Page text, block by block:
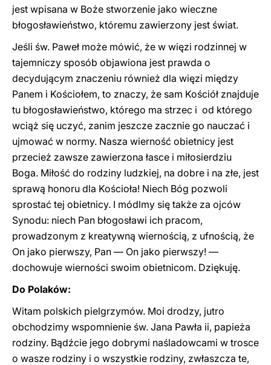
jest wpisana w Boże stworzenie jako wieczne
błogosławieństwo, któremu zawierzony jest świat.
Jeśli św. Paweł może mówić, że w więzi rodzinnej w
tajemniczy sposób objawiona jest prawda o
decydującym znaczeniu również dla więzi między
Panem i Kościołem, to znaczy, że sam Kościół znajduje
tu błogosławieństwo, którego ma strzec i od którego
wciąż się uczyć, zanim jeszcze zacznie go nauczać i
ujmować w normy. Nasza wierność obietnicy jest
przecież zawsze zawierzona łasce i miłosierdziu
Boga. Miłość do rodziny ludzkiej, na dobre i na złe, jest
sprawą honoru dla Kościoła! Niech Bóg pozwoli
sprostać tej obietnicy. I módlmy się także za ojców
Synodu: niech Pan błogosławi ich pracom,
prowadzonym z kreatywną wiernością, z ufnością, że
On jako pierwszy, Pan — On jako pierwszy! —
dochowuje wierności swoim obietnicom. Dziękuję.
Do Polaków:
Witam polskich pielgrzymów. Moi drodzy, jutro
obchodzimy wspomnienie św. Jana Pawła ii, papieża
rodziny. Bądźcie jego dobrymi naśladowcami w trosce
o wasze rodziny i o wszystkie rodziny, zwłaszcza te,